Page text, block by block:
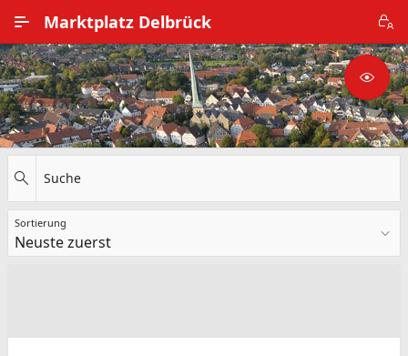
Marktplatz Delbrück
Alle Ortsteile
Impressum
Nutzungsbedingungen
Datenschutz
Suche
Sortierung